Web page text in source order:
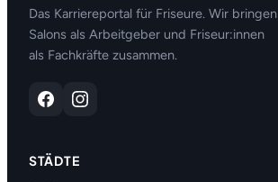
Das Karriereportal für Friseure. Wir bringen
Salons als Arbeitgeber und Friseur:innen
als Fachkräfte zusammen.
STÄDTE